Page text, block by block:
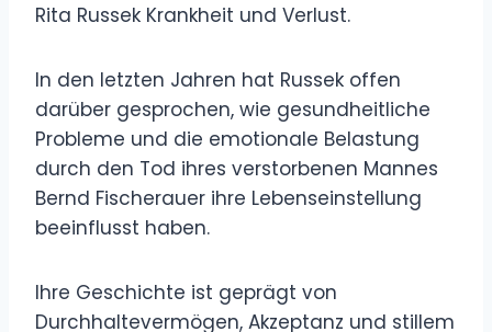
Rita Russek Krankheit und Verlust.
In den letzten Jahren hat Russek offen
darüber gesprochen, wie gesundheitliche
Probleme und die emotionale Belastung
durch den Tod ihres verstorbenen Mannes
Bernd Fischerauer ihre Lebenseinstellung
beeinflusst haben.
Ihre Geschichte ist geprägt von
Durchhaltevermögen, Akzeptanz und stillem